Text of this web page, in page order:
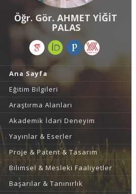
Öğr. Gör. AHMET YİĞİT
PALAS
Ana Sayfa
Eğitim Bilgileri
Araştırma Alanları
Akademik İdari Deneyim
Yayınlar & Eserler
Proje & Patent & Tasarım
Bilimsel & Mesleki Faaliyetler
Başarılar & Tanınırlık